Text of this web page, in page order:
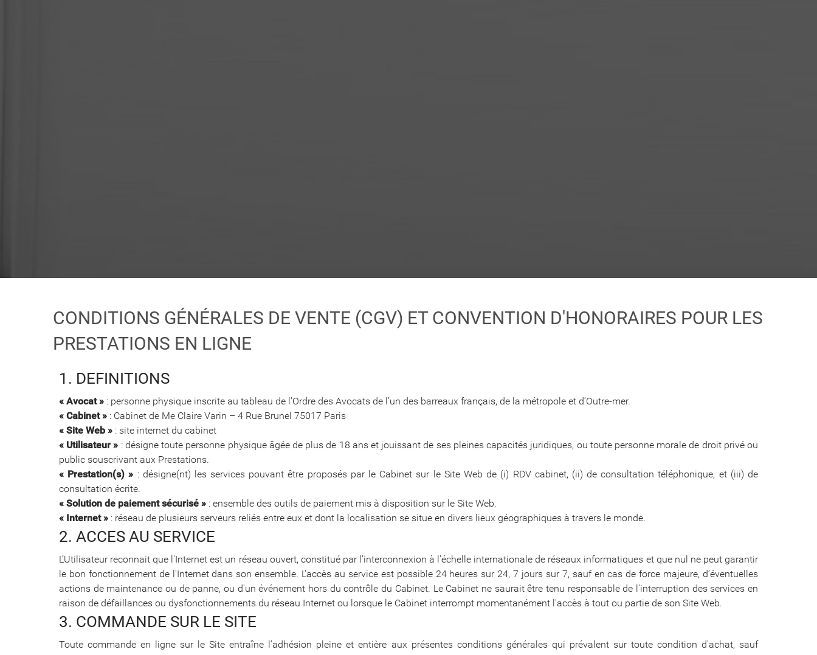
CONDITIONS GÉNÉRALES DE VENTE (CGV) ET CONVENTION D'HONORAIRES POUR LES
PRESTATIONS EN LIGNE
1. DEFINITIONS
« Avocat » : personne physique inscrite au tableau de l'Ordre des Avocats de l’un des barreaux français, de la métropole et d’Outre-mer.
« Cabinet » : Cabinet de Me Claire Varin – 4 Rue Brunel 75017 Paris
« Site Web » : site internet du cabinet
« Utilisateur » : désigne toute personne physique âgée de plus de 18 ans et jouissant de ses pleines capacités juridiques, ou toute personne morale de droit privé ou
public souscrivant aux Prestations.
« Prestation(s) » : désigne(nt) les services pouvant être proposés par le Cabinet sur le Site Web de (i) RDV cabinet, (ii) de consultation téléphonique, et (iii) de
consultation écrite.
« Solution de paiement sécurisé » : ensemble des outils de paiement mis à disposition sur le Site Web.
« Internet » : réseau de plusieurs serveurs reliés entre eux et dont la localisation se situe en divers lieux géographiques à travers le monde.
2. ACCES AU SERVICE
L’Utilisateur reconnait que l'Internet est un réseau ouvert, constitué par l'interconnexion à l'échelle internationale de réseaux informatiques et que nul ne peut garantir
le bon fonctionnement de l'Internet dans son ensemble. L'accès au service est possible 24 heures sur 24, 7 jours sur 7, sauf en cas de force majeure, d’éventuelles
actions de maintenance ou de panne, ou d'un événement hors du contrôle du Cabinet. Le Cabinet ne saurait être tenu responsable de l'interruption des services en
raison de défaillances ou dysfonctionnements du réseau Internet ou lorsque le Cabinet interrompt momentanément l'accès à tout ou partie de son Site Web.
3. COMMANDE SUR LE SITE
Toute commande en ligne sur le Site entraîne l'adhésion pleine et entière aux présentes conditions générales qui prévalent sur toute condition d'achat, sauf